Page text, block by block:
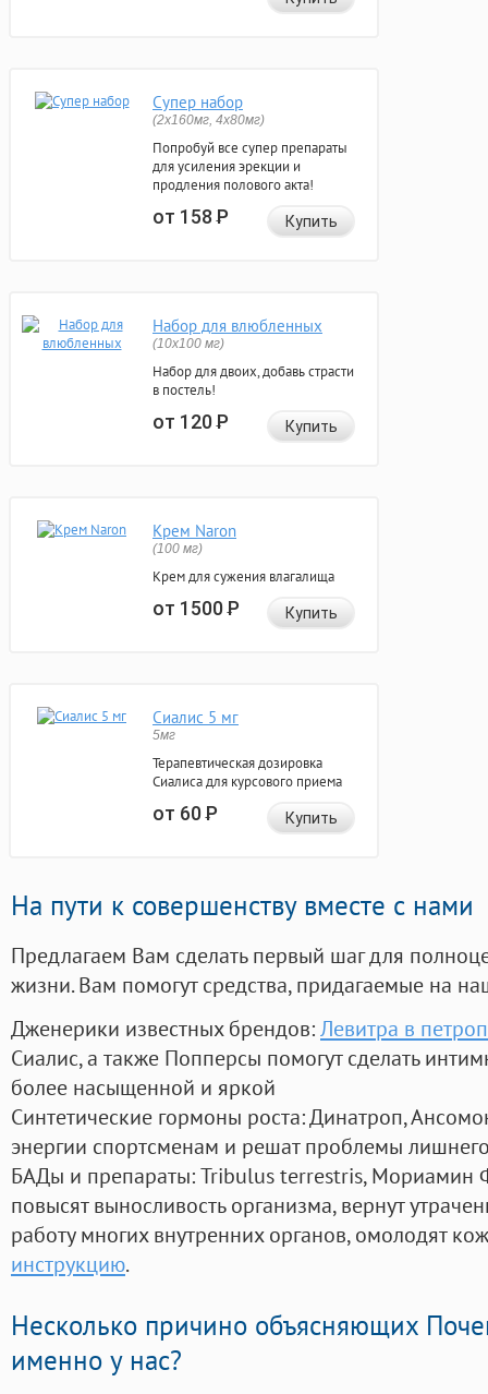
Супер набор
(2х160мг, 4х80мг)
Попробуй все супер препараты
для усиления эрекции и
продления полового акта!
от 158Р Купить
Набор для влюбленных
(10х100 мг)
Набор для двоих, добавь страсти
в постель!
от 120Р Купить
Крем Naron
(100 мг)
Крем для сужения влагалища
от 1500Р Купить
Сиалис 5 мг
5мг
Терапевтическая дозировка
Сиалиса для курсового приема
от 60Р Купить
На пути к совершенству вместе с нами
Предлагаем Вам сделать первый шаг для
жизни. Вам помогут средства, придагаемые на
Дженерики известных брендов:Левитра в
Сиалис, а также Попперсы помогут сделать
более насыщенной и яркой
Синтетические гормоны роста: Динатроп,
энергии спортсменам и решат проблемы
БАДы и препараты:Tribulus terrestris, Мориамин
повысят выносливость организма, вернут
работу многих внутренних органов, омолодят
инструкцию.
Несколько причино объясняющих
именно у нас?